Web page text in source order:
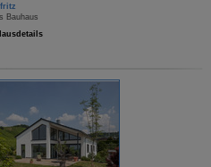
Bauhaus